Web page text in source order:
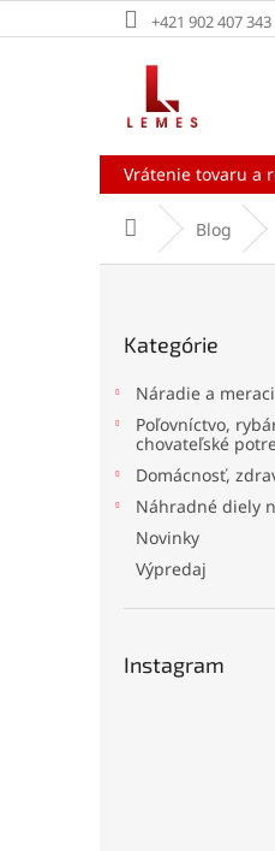
na
+421 902 407 343
Vrátenie tovaru a
DomovBlog
kategórie
Kategórie
Náradie a
Poľovníctvo,
chovateľské
Domácnosť,
Náhradné diely
Novinky
Výpredaj
Instagram